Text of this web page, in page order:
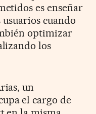
es enseñar
usuarios cuando
optimizar
los
un
el cargo de